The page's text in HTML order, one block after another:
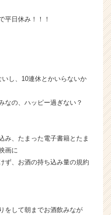
平日休み！！！
し、10連休とかいらないか
なの、ハッピー過ぎない？
み、たまった電子書籍とたま
画に
ず、お酒の持ち込み量の規約
をして朝までお酒飲みなが